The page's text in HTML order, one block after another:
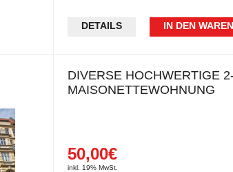
DETAILS IN DEN
DIVERSE HOCHWERTIGE
MAISONETTEWOHNUNG
50,00€
inkl. 19% MwSt.